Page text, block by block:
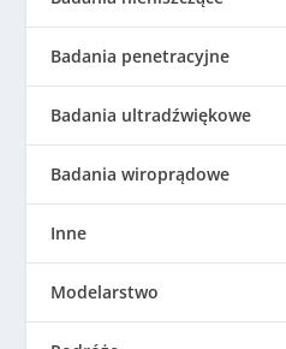
Badania penetracyjne
Badania ultradźwiękowe
Badania wiroprądowe
Inne
Modelarstwo